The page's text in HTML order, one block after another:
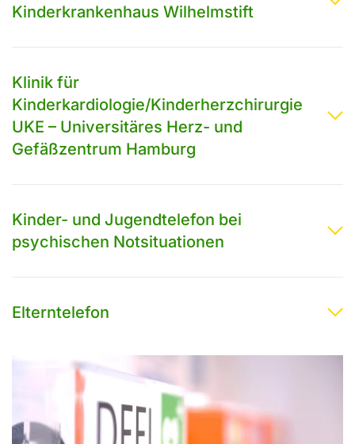
Kinderkrankenhaus Wilhelmstift
Klinik für
Kinderkardiologie/Kinderherzchirurgie
UKE – Universitäres Herz- und
Gefäßzentrum Hamburg
Kinder- und Jugendtelefon bei
psychischen Notsituationen
Elterntelefon